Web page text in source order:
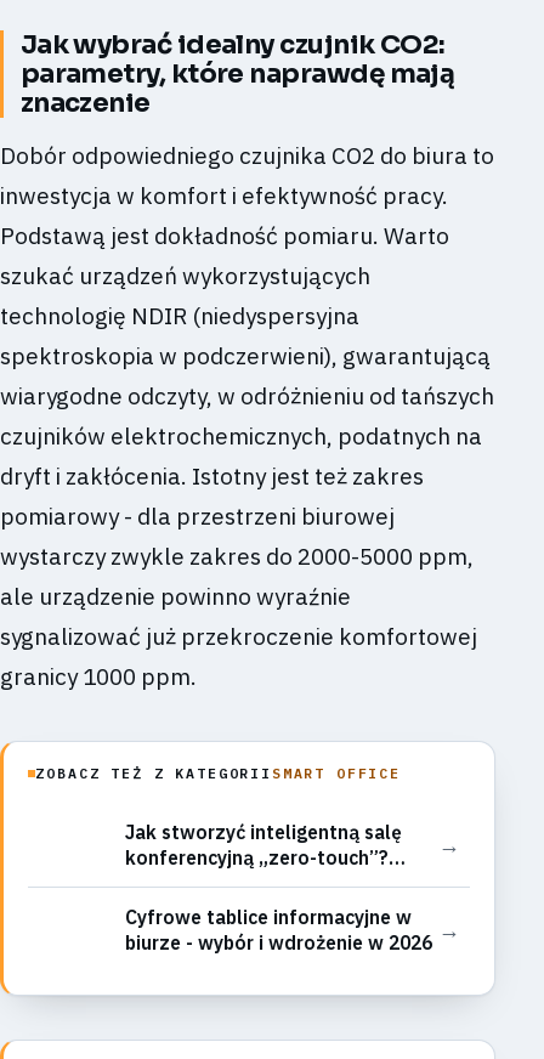
Jak wybrać idealny czujnik CO2:
parametry, które naprawdę mają
znaczenie
Dobór odpowiedniego czujnika CO2 do biura to
inwestycja w komfort i efektywność pracy.
Podstawą jest dokładność pomiaru. Warto
szukać urządzeń wykorzystujących
technologię NDIR (niedyspersyjna
spektroskopia w podczerwieni), gwarantującą
wiarygodne odczyty, w odróżnieniu od tańszych
czujników elektrochemicznych, podatnych na
dryft i zakłócenia. Istotny jest też zakres
pomiarowy - dla przestrzeni biurowej
wystarczy zwykle zakres do 2000-5000 ppm,
ale urządzenie powinno wyraźnie
sygnalizować już przekroczenie komfortowej
granicy 1000 ppm.
ZOBACZ TEŻ Z KATEGORII SMART OFFICE
Jak stworzyć inteligentną salę
konferencyjną „zero-touch”?
Automatyzacja od rezerwacji po
reset środowiska
→
Cyfrowe tablice informacyjne w
biurze - wybór i wdrożenie w 2026 →